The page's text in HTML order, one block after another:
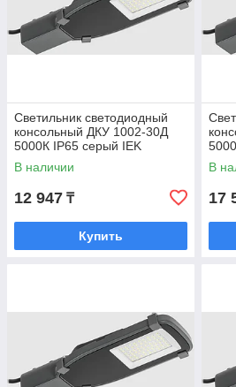
условия
Гарантируем
Обратитесь к нам
Контакты
Светильник светодиодный
консольный ДКУ 1002-30Д
5000К IP65 серый IEK
В наличии
12 947 ₸
Купить
В
17